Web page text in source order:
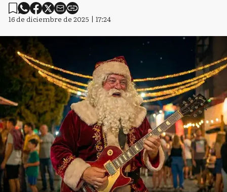
16 de diciembre de 2025 | 17:24